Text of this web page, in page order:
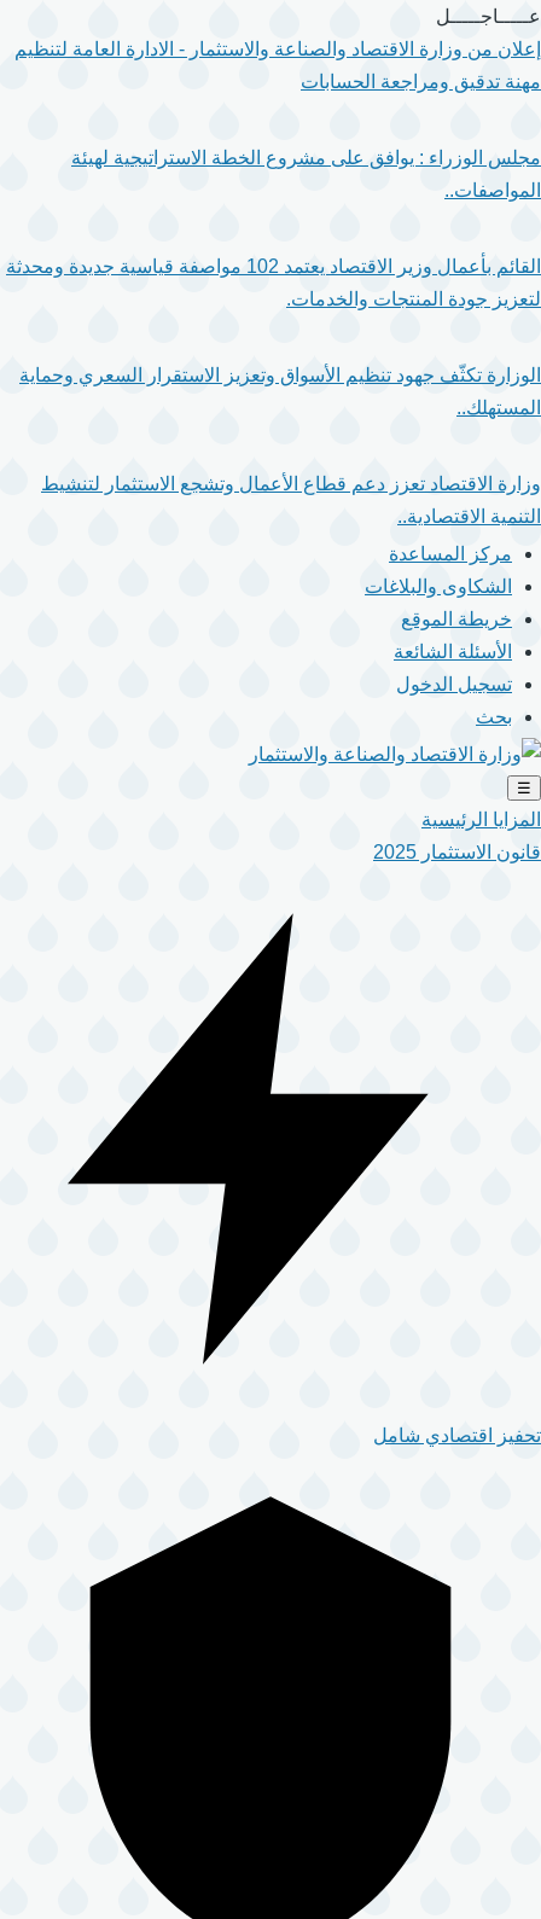
تجاوز
إلى
المحتوى
عـــــاجـــــل
إعلان من وزارة الاقتصاد والصناعة والاستثمار - الادارة العامة لتنظيم
مهنة تدقيق ومراجعة الحسابات
مجلس الوزراء : يوافق على مشروع الخطة الاستراتيجية لهيئة
المواصفات..
القائم بأعمال وزير الاقتصاد يعتمد 102 مواصفة قياسية جديدة ومحدثة
لتعزيز جودة المنتجات والخدمات.
الوزارة تكثّف جهود تنظيم الأسواق وتعزيز الاستقرار السعري وحماية
المستهلك..
وزارة الاقتصاد تعزز دعم قطاع الأعمال وتشجع الاستثمار لتنشيط
التنمية الاقتصادية..
مركز المساعدة
الشكاوى والبلاغات
خريطة الموقع
الأسئلة الشائعة
تسجيل الدخول
بحث
☰
المزايا الرئيسية
قانون الاستثمار 2025
تحفيز اقتصادي شامل